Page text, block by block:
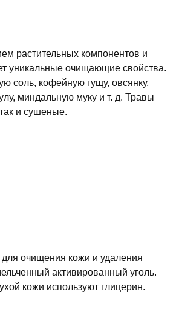
растительных компонентов и
уникальные очищающие свойства.
соль, кофейную гущу, овсянку,
миндальную муку и т. д. Травы
и сушеные.
очищения кожи и удаления
активированный уголь.
кожи используют глицерин.